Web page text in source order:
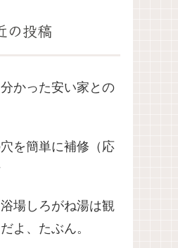
の投稿
かった安い家との
を簡単に補修（応
場しろがね湯は観
よ、たぶん。